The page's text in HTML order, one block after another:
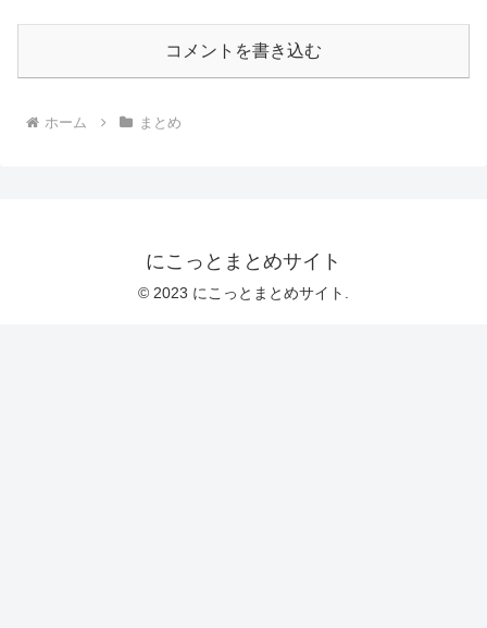
コメントを書き込む
ホーム まとめ
にこっとまとめサイト
© 2023 にこっとまとめサイト.